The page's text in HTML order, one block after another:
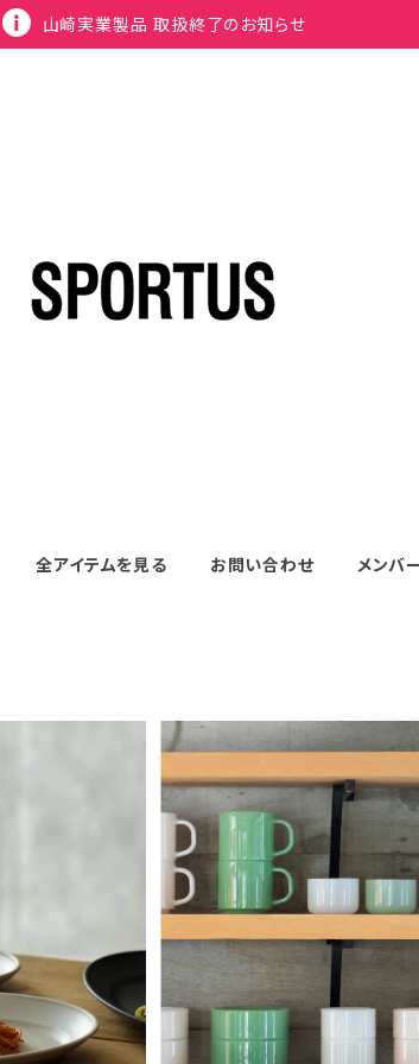
山崎実業製品 取扱終了のお知らせ
全アイテムを見る お問い合わせ メンバ